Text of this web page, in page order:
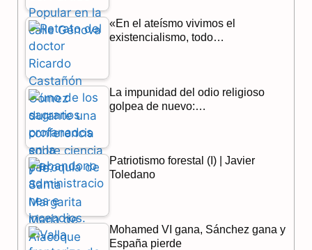
o
o
k
a p
«En el ateísmo vivimos el
existencialismo, todo…
La impunidad del odio religioso
golpea de nuevo:…
Patriotismo forestal (I) | Javier
Toledano
Mohamed VI gana, Sánchez gana y
España pierde